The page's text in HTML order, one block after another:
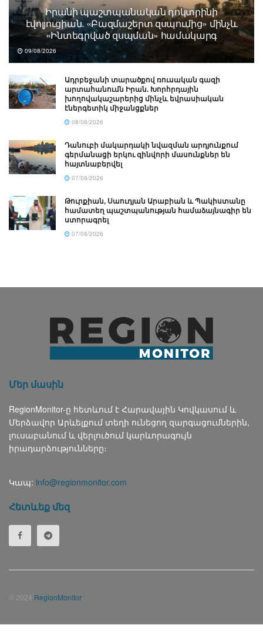
Իրանի պաշտպանական դոկտրինի
էվոլյուցիան. «Բազմաշերտ զսպումից» մինչև
«Ինտեգրված զսպման» համակարգ
09/08/2026
Ադրբեջանի տարածքով ռուսական գազի
արտահանումն Իրան. Խորհրդային
խողովակաշարերից մինչև եվրասիական
էներգետիկ միջանցքներ
08/08/2026
Դանուբի մակարդակի նվազման արդյունքում
գերմանացի երկու զինվորի մասունքներ են
հայտնաբերվել
07/08/2026
Թուրքիան, Սաուդյան Արաբիան և Պակիստանը
համատեղ պաշտպանության համաձայնագիր են
ստորագրել
07/08/2026
Մեր մասին
RegionMonitor-ը հետևում է Հարավային Կովկասում և
Մերձավոր Արևելքում տեղի ունեցող զարգացումներին,
լուսաբանում և վերլուծում կարևորագույն
իրադարձությունները։
Կապ: info@regionmonitor.com
Հետևեք մեզ
© 2024 RegionMonitor